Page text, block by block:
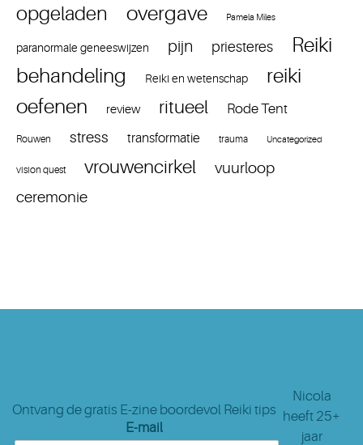
opgeladen overgave Pamela Miles
paranormale geneeswijzen pijn priesteres
Reiki
behandeling
Reiki en wetenschap
reiki
oefenen
review ritueel Rode Tent
Rouwen stress transformatie trauma Uncategorized
vision quest vrouwencirkel
vuurloop
ceremonie
Ontvang de gratis E-zine boordevol Reiki tips
E-mail
Nicola
heeft 25+
jaar